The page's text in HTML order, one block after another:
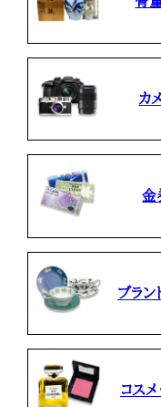
カ
金
ブラン
コスメ